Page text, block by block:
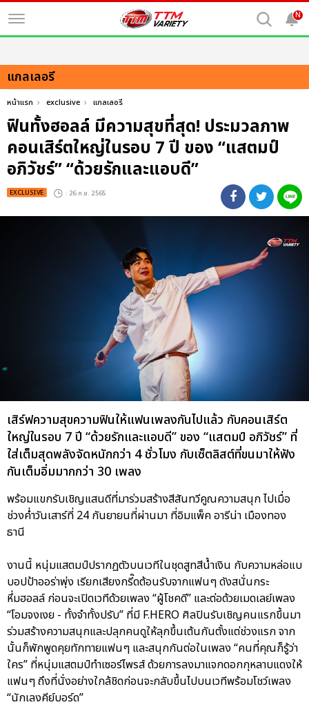
N
แกลเลอรี
หน้าแรก exclusive แกลเลอรี
ฟินทั้งฮอลล์ มีความสุขที่สุด! ประมวลภาพ
คอนเสิร์ตใหญ่ในรอบ 7 ปี ของ “แสตมป์
อภิวัชร์” “ด้วยรักและแอบดี”
EXCLUSIVE : 26 ก.ย. 2565
เสิร์ฟความสุขความฟินให้แฟนเพลงกันไปแล้ว กับคอนเสิร์ต
ใหญ่ในรอบ 7 ปี “ด้วยรักและแอบดี” ของ “แสตมป์ อภิวัชร์” ที่
ใส่เต็มสุดพลังจัดหนักกว่า 4 ชั่วโมง กับเซ็ตลิสต์ที่ขนมาให้ฟัง
กันเต็มอิ่มมากกว่า 30 เพลง
พร้อมแขกรับเชิญแสนดีที่มาร่วมสร้างสีสันทวีคูณความสนุก ไปเมื่อ
ช่วงค่ำวันเสาร์ที่ 24 กันยายนที่ผ่านมา ที่อิมแพ็ค อารีน่า เมืองทอง
ธานี
งานนี้ หนุ่มแสตมป์ปรากฏตัวบนเวทีในชุดสูทสีน้ำเงิน กับความหล่อแบ
บอปป้าออร่าพุ่ง เรียกเสียงกรี๊ดต้อนรับจากแฟนๆ ดังสนั่นกระ
หึ่มฮอลล์ ก่อนจะเปิดเวทีด้วยเพลง “ผู้โชคดี” และต่อด้วยเมดเลย์เพลง
“โอมจงเงย - ทั้งจำทั้งปรับ” ที่มี F.HERO ศิลปินรับเชิญคนแรกขึ้นมา
ร่วมสร้างความสนุกและปลุกคนดูให้ลุกขึ้นเต้นกันตั้งแต่ช่วงแรก จาก
นั้นก็พักพูดคุยทักทายแฟนๆ และสนุกกันต่อในเพลง “คนที่คุณก็รู้ว่า
ใคร” ที่หนุ่มแสตมป์ทำเซอร์ไพรส์ ด้วยการลงมาแจกดอกกุหลาบแดงให้
แฟนๆ ถึงที่นั่งอย่างใกล้ชิดก่อนจะกลับขึ้นไปบนเวทีพร้อมโชว์เพลง
“นักเลงคีย์บอร์ด”